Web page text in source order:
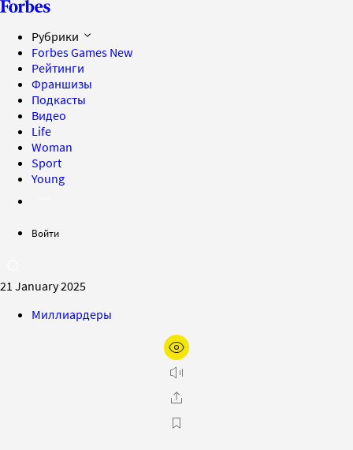
Рубрики
Forbes Games New
Рейтинги
Франшизы
Подкасты
Видео
Life
Woman
Sport
Young
Войти
21 January 2025
Миллиардеры